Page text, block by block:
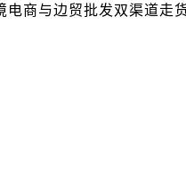
商与边贸批发双渠道走